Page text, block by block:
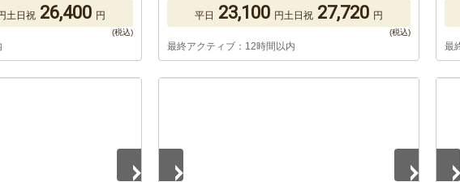
土日祝 26,400 円 平日 23,100 円土日祝 27,720 円
最終アクティブ：12時間以内 最